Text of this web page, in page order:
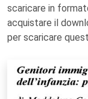
scaricare in
acquistare il
per scaricare